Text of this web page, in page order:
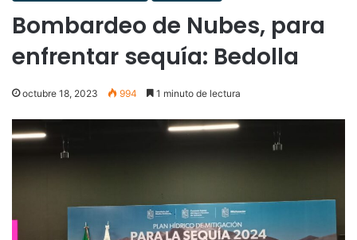
Bombardeo de Nubes, para
enfrentar sequía: Bedolla
octubre 18, 2023 994 1 minuto de lectura